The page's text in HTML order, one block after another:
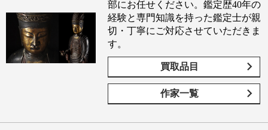
部にお任せください。鑑定歴40年の
経験と専門知識を持った鑑定士が親
切・丁寧にご対応させていただきま
す。
買取品目
作家一覧